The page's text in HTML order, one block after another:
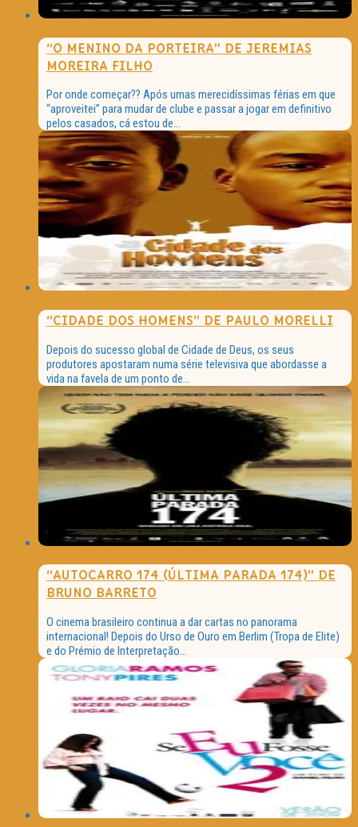
“O MENINO DA PORTEIRA” DE JEREMIAS
MOREIRA FILHO
Por onde começar?? Após umas merecidíssimas férias em que
“aproveitei” para mudar de clube e passar a jogar em definitivo
pelos casados, cá estou de...
“CIDADE DOS HOMENS” DE PAULO MORELLI
Depois do sucesso global de Cidade de Deus, os seus
produtores apostaram numa série televisiva que abordasse a
vida na favela de um ponto de...
“AUTOCARRO 174 (ÚLTIMA PARADA 174)” DE
BRUNO BARRETO
O cinema brasileiro continua a dar cartas no panorama
internacional! Depois do Urso de Ouro em Berlim (Tropa de Elite)
e do Prémio de Interpretação...